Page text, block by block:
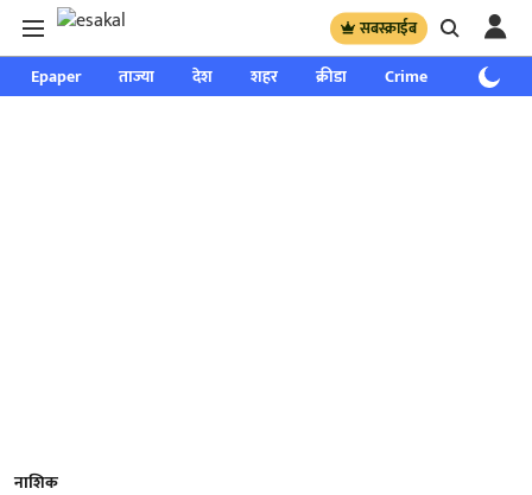
सबस्क्राईब
Epaper ताज्या देश शहर क्रीडा Crime साप्ताहिक
नाशिक